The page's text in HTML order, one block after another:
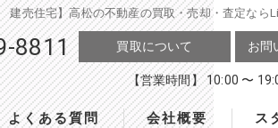
売住宅】高松の不動産の買取・売却・査定なら
8811 買取について お問
【営業時間】 10:00 〜
よくある質問 会社概要 ス